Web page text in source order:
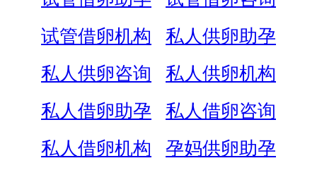
试管借卵机构
私人供卵助孕
私人供卵咨询
私人供卵机构
私人借卵助孕
私人借卵咨询
私人借卵机构
孕妈供卵助孕